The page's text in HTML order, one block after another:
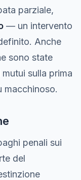
parziale,
— un intervento
Anche
sono state
sulla prima
macchinoso.
penali sui
del